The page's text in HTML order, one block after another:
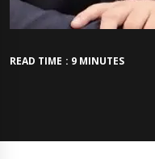
READ TIME : 9 MINUTES